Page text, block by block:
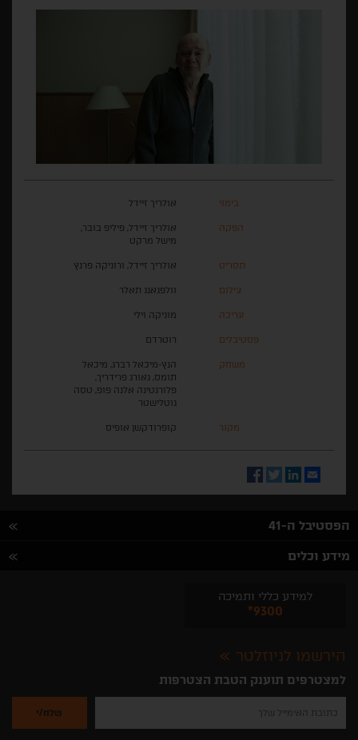
בימוי אולריך זיידל
הפקה
אולריך זיידל, פיליפ בובר,
מישל מרקט
תסריט אולריך זיידל, ורוניקה פרנץ
צילום וולפגאנג תאלר
עריכה מוניקה וילי
פסטיבלים רוטרדם
משחק
הנץ-מיכאל רברג, מיכאל
תומס, גאורג פרידריך,
פלורנטינה אלנה פופ, טסה
גוטלישטר
מקור קופרודקשן אופיס
Email
LinkedIn
Twitter
Facebook
הפסטיבל ה-41
מידע וכלים
למידע כללי ותמיכה
*9300
הירשמו לניוזלטר
למצטרפים תוענק הטבת הצטרפות
להזין